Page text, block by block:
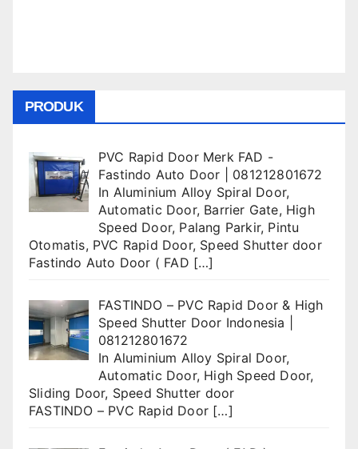
PRODUK
PVC Rapid Door Merk FAD -
Fastindo Auto Door | 081212801672
In Aluminium Alloy Spiral Door,
Automatic Door, Barrier Gate, High
Speed Door, Palang Parkir, Pintu
Otomatis, PVC Rapid Door, Speed Shutter door
Fastindo Auto Door ( FAD […]
FASTINDO – PVC Rapid Door & High
Speed Shutter Door Indonesia |
081212801672
In Aluminium Alloy Spiral Door,
Automatic Door, High Speed Door,
Sliding Door, Speed Shutter door
FASTINDO – PVC Rapid Door […]